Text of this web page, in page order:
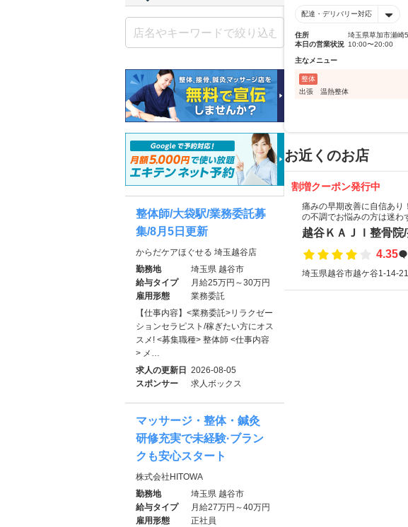
配達・デリバリー対応
住所
埼玉県草加市瀬崎
本日の営業状況 10:00〜20:00
主なメニュー
整体
出張 温熱整体
お近くのお店
割増クーポン発行中
痛みの早期改善に自信あり
の不調でお悩みの方は迷わ
越谷ＫＡＪＩ整骨院
4.35
埼玉県越谷市越ケ谷1-14-
整体師/大袋駅/業務委託募
集/8月5日更新
からだケアほぐせる 埼玉越谷店
勤務地
埼玉県 越谷市
給与タイプ
月給25万円～30万円
雇用形態
業務委託
【仕事内容】<業務委託>リラクゼー
ションセラピスト/稼ぎたい方にオス
スメ! <募集職種> 整体師 <仕事内容
> メ…
求人の更新日
2026-08-05
スポンサー
求人ボックス
マッサージ・整体・鍼灸
研修充実で未経験·ブラン
クも安心スタート
株式会社HITOWA
勤務地
埼玉県 越谷市
給与タイプ
月給27万円～40万円
雇用形態
正社員